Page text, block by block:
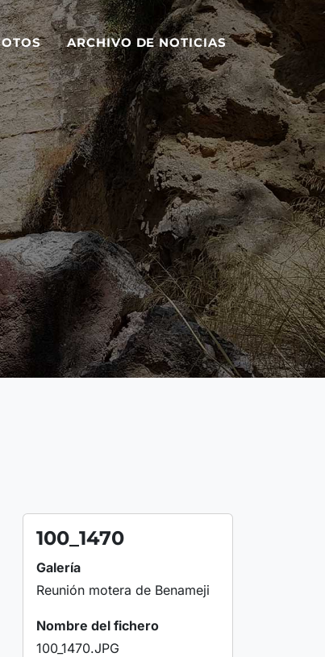
ARCHIVO DE NOTICIAS
100_1470
Galería
Reunión motera de Benameji
Nombre del fichero
100_1470.JPG